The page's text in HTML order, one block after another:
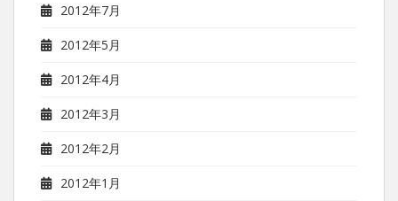
2012年7月
2012年5月
2012年4月
2012年3月
2012年2月
2012年1月